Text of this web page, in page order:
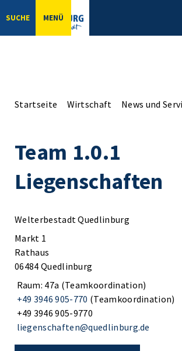
SUCHE MENÜ
Startseite Wirtschaft News und
Team 1.0.1
Liegenschaften
Welterbestadt Quedlinburg
Markt 1
Rathaus
06484 Quedlinburg
Raum: 47a (Teamkoordination)
+49 3946 905-770 (Teamkoordination)
+49 3946 905-9770
liegenschaften@quedlinburg.de